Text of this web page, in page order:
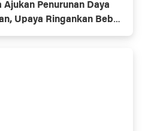
Penurunan Daya
Upaya Ringankan Beban